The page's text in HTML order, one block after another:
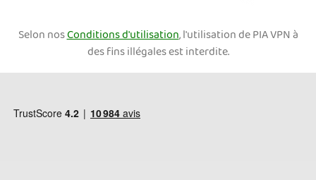
Selon nosConditions d'utilisation, l'utilisation de PIA VPN à
des fins illégales est interdite.